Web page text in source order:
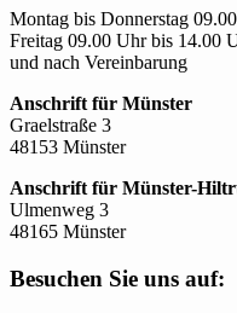
Montag bis Donnerstag
Freitag 09.00 Uhr bis 14.00
und nach Vereinbarung
Anschrift für Münster
Graelstraße 3
48153 Münster
Anschrift für Münster-
Ulmenweg 3
48165 Münster
Besuchen Sie uns auf: